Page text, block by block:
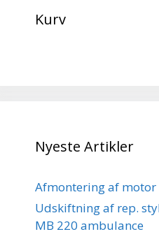
Kurv
Nyeste Artikler
Afmontering af motor
Udskiftning af rep.
MB 220 ambulance